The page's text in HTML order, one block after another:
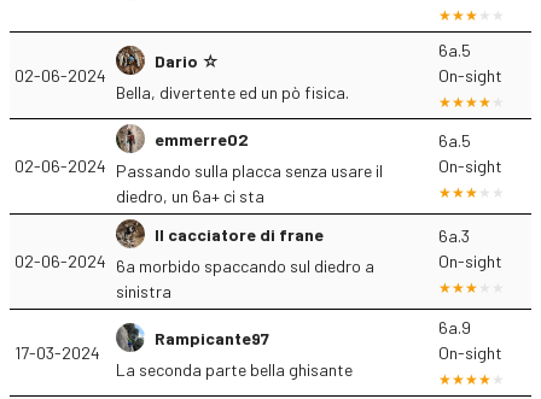
02-06-2024
Dario ☆
Bella, divertente ed un pò fisica.
6a.5
On-sight
02-06-2024
emmerre02
Passando sulla placca senza usare il
diedro, un 6a+ ci sta
6a.5
On-sight
02-06-2024
Il cacciatore di frane
6a morbido spaccando sul diedro a
sinistra
6a.3
On-sight
17-03-2024
Rampicante97
La seconda parte bella ghisante
6a.9
On-sight